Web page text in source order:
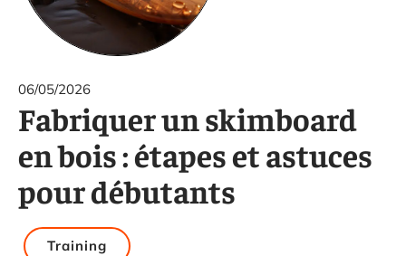
06/05/2026
Fabriquer un skimboard
en bois : étapes et astuces
pour débutants
Training